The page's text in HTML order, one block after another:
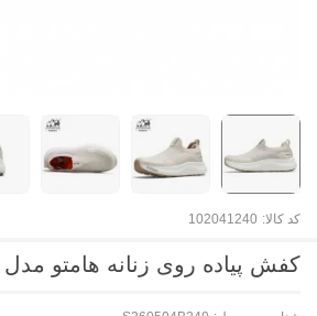
کد کالا: 102041240
کفش پیاده روی زنانه هامتو مدل 360504B-2